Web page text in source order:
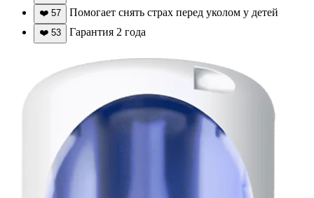
❤️ 57 Помогает снять страх перед уколом у детей
❤️ 53 Гарантия 2 года